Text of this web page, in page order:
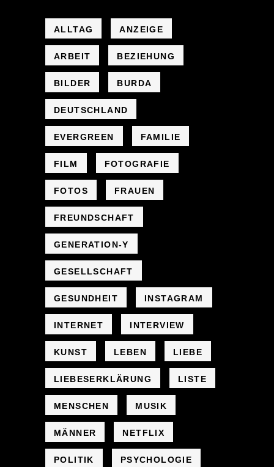
ALLTAG ANZEIGE
ARBEIT BEZIEHUNG
BILDER BURDA
DEUTSCHLAND
EVERGREEN FAMILIE
FILM FOTOGRAFIE
FOTOS FRAUEN
FREUNDSCHAFT
GENERATION-Y
GESELLSCHAFT
GESUNDHEIT INSTAGRAM
INTERNET INTERVIEW
KUNST LEBEN LIEBE
LIEBESERKLÄRUNG LISTE
MENSCHEN MUSIK
MÄNNER NETFLIX
POLITIK PSYCHOLOGIE